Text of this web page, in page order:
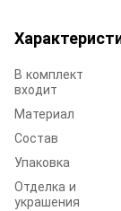
В комплект
входит
Материал
Состав
Упаковка
Отделка и
украшения